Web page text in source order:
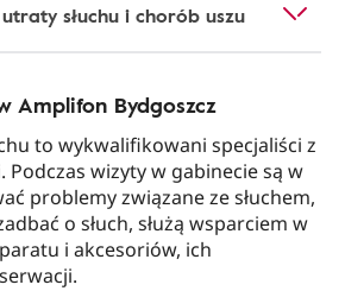
słuchu i chorób uszu
Amplifon Bydgoszcz
to wykwalifikowani specjaliści z
wizyty w gabinecie są w
problemy związane ze słuchem,
o słuch, służą wsparciem w
i akcesoriów, ich